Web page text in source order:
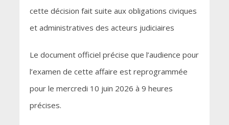
cette décision fait suite aux obligations civiques
et administratives des acteurs judiciaires
Le document officiel précise que l’audience pour
l’examen de cette affaire est reprogrammée
pour le mercredi 10 juin 2026 à 9 heures
précises.